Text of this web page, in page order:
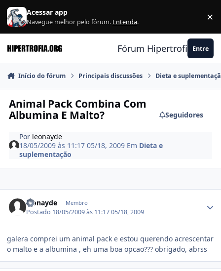
Ir para conteúdo
Acessar app
Navegue melhor pelo fórum. Entenda. ×
Fórum Hipertrofia.org
Entre
Início do fórum Principais discussões Dieta e
Animal Pack Combina Com
Albumina E Malto?
Seguidores
Por leonayde
18/05/2009 às 11:1705/18, 2009 Em Dieta e
suplementação
leonayde Membro
Postado 18/05/2009 às 11:1705/18, 2009
galera comprei um animal pack e estou querendo acrescentar
o malto e a albumina , eh uma boa opcao??? obrigado, abrss